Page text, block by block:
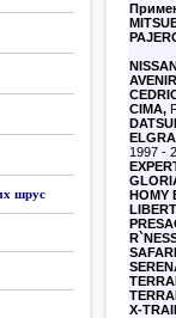
шрус
CIMA,
1997 -
HOMY
X-